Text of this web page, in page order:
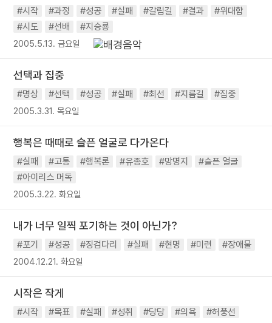
#시작 #과정 #성공 #실패 #갈림길 #결과
#위대함
#시도
#선배 #지승룡
2005.5.13. 금요일
선택과 집중
#명상 #선택 #성공 #실패 #최선 #지름길 #집중
2005.3.31. 목요일
행복은 때때로 슬픈 얼굴로 다가온다
#실패 #고통 #행복론 #유종호 #망명지
#슬픈 얼굴
#아이리스 머독
2005.3.22. 화요일
내가 너무 일찍 포기하는 것이 아닌가?
#포기 #성공 #징검다리 #실패 #현명 #미련 #장애물
2004.12.21. 화요일
시작은 작게
#시작 #목표 #실패 #성취 #당당 #의욕 #허풍선